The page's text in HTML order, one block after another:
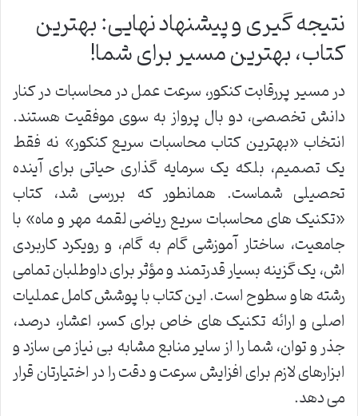
نتیجه گیری و پیشنهاد نهایی: بهترین
کتاب، بهترین مسیر برای شما!
در مسیر پررقابت کنکور، سرعت عمل در محاسبات در کنار
دانش تخصصی، دو بال پرواز به سوی موفقیت هستند.
انتخاب «بهترین کتاب محاسبات سریع کنکور» نه فقط
یک تصمیم، بلکه یک سرمایه گذاری حیاتی برای آینده
تحصیلی شماست. همانطور که بررسی شد، کتاب
«تکنیک های محاسبات سریع ریاضی لقمه مهر و ماه» با
جامعیت، ساختار آموزشی گام به گام، و رویکرد کاربردی
اش، یک گزینه بسیار قدرتمند و مؤثر برای داوطلبان تمامی
رشته ها و سطوح است. این کتاب با پوشش کامل عملیات
اصلی و ارائه تکنیک های خاص برای کسر، اعشار، درصد،
جذر و توان، شما را از سایر منابع مشابه بی نیاز می سازد و
ابزارهای لازم برای افزایش سرعت و دقت را در اختیارتان قرار
می دهد.